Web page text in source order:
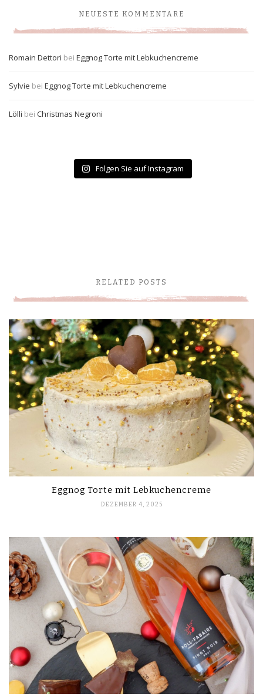
NEUESTE KOMMENTARE
Romain Dettori bei Eggnog Torte mit Lebkuchencreme
Sylvie bei Eggnog Torte mit Lebkuchencreme
Lölli bei Christmas Negroni
Folgen Sie auf Instagram
RELATED POSTS
Eggnog Torte mit Lebkuchencreme
DEZEMBER 4, 2025